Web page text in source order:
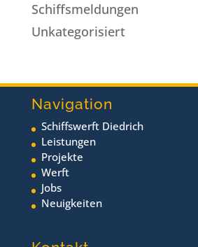
Schiffsmeldungen
Unkategorisiert
Navigation
Schiffswerft Diedrich
Leistungen
Projekte
Werft
Jobs
Neuigkeiten